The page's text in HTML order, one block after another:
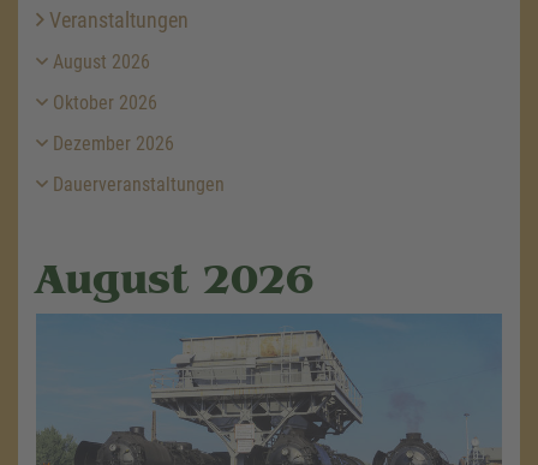
Veranstaltungen
August 2026
Oktober 2026
Dezember 2026
Dauerveranstaltungen
August 2026